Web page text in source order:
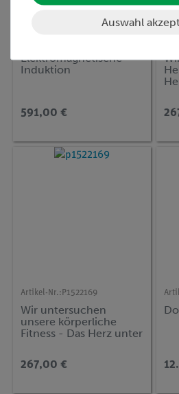
Elektromagnetische
Induktion
591,00 €
Artikel-Nr.: P1522169
Wir untersuchen
unsere körperliche
Fitness - Das Herz unter
SMARTsense
267,00 €
Auswahl